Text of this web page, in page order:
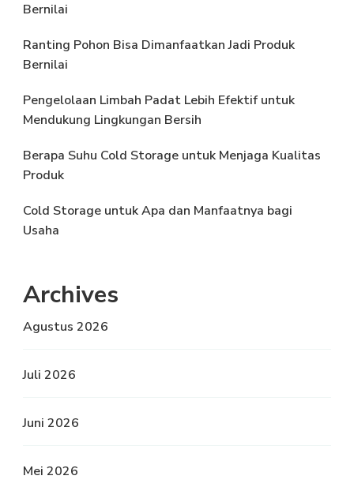
Bernilai
Ranting Pohon Bisa Dimanfaatkan Jadi Produk
Bernilai
Pengelolaan Limbah Padat Lebih Efektif untuk
Mendukung Lingkungan Bersih
Berapa Suhu Cold Storage untuk Menjaga Kualitas
Produk
Cold Storage untuk Apa dan Manfaatnya bagi
Usaha
Archives
Agustus 2026
Juli 2026
Juni 2026
Mei 2026